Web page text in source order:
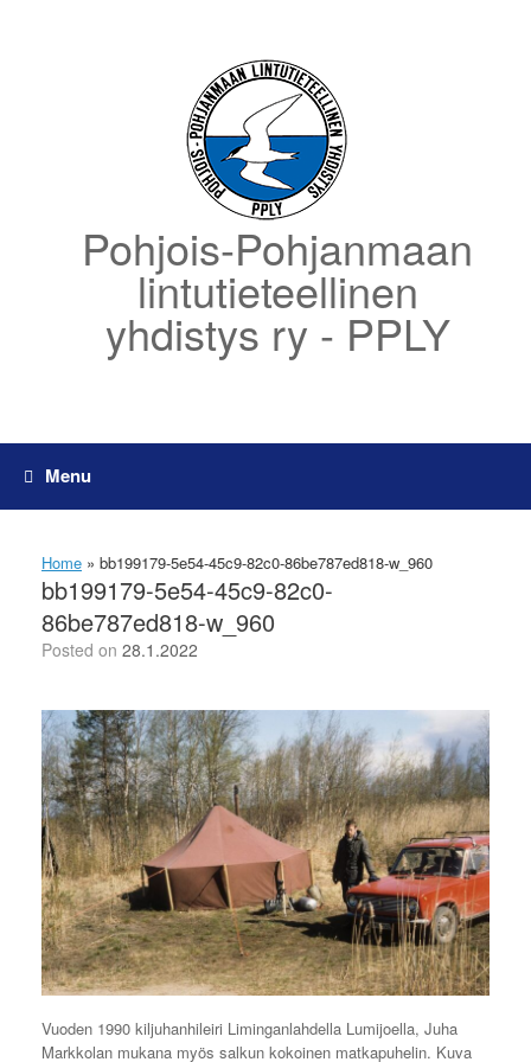
Pohjois-Pohjanmaan
lintutieteellinen
yhdistys ry - PPLY
Menu
Home » bb199179-5e54-45c9-82c0-86be787ed818-w_960
bb199179-5e54-45c9-82c0-
86be787ed818-w_960
Posted on 28.1.2022
Vuoden 1990 kiljuhanhileiri Liminganlahdella Lumijoella, Juha
Markkolan mukana myös salkun kokoinen matkapuhelin. Kuva